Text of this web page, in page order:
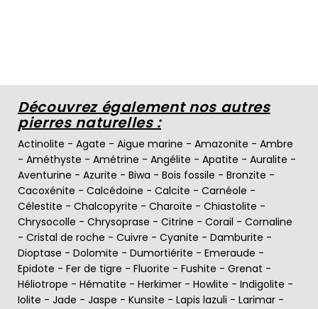
Découvrez également nos autres
pierres naturelles :
Actinolite - Agate - Aigue marine - Amazonite - Ambre
- Améthyste - Amétrine - Angélite - Apatite - Auralite -
Aventurine - Azurite - Biwa - Bois fossile - Bronzite -
Cacoxénite - Calcédoine - Calcite - Carnéole -
Célestite - Chalcopyrite - Charoïte - Chiastolite -
Chrysocolle - Chrysoprase - Citrine - Corail - Cornaline
- Cristal de roche - Cuivre - Cyanite - Damburite -
Dioptase - Dolomite - Dumortiérite - Emeraude -
Epidote - Fer de tigre - Fluorite - Fushite - Grenat -
Héliotrope - Hématite - Herkimer - Howlite - Indigolite -
Iolite - Jade - Jaspe - Kunsite - Lapis lazuli - Larimar -